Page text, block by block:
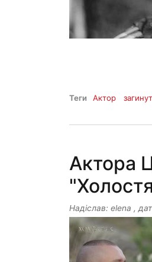
Теги Актор
Актора
Надіслав: elena ,